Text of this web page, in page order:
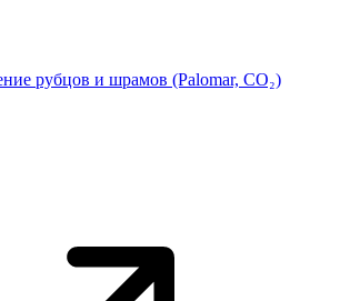
рубцов и шрамов (Palomar, CO₂)